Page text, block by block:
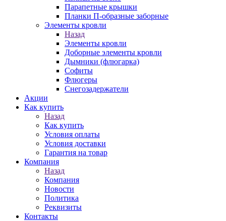
Парапетные крышки
Планки П-образные заборные
Элементы кровли
Назад
Элементы кровли
Доборные элементы кровли
Дымники (флюгарка)
Софиты
Флюгеры
Снегозадержатели
Акции
Как купить
Назад
Как купить
Условия оплаты
Условия доставки
Гарантия на товар
Компания
Назад
Компания
Новости
Политика
Реквизиты
Контакты